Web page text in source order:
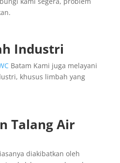
Industri
Batam Kami juga melayani
khusus limbah yang
Talang Air
diakibatkan oleh